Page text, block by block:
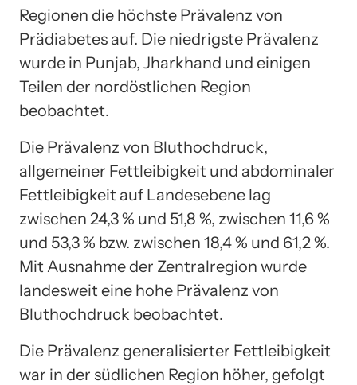
Regionen die höchste Prävalenz von
Prädiabetes auf. Die niedrigste Prävalenz
wurde in Punjab, Jharkhand und einigen
Teilen der nordöstlichen Region
beobachtet.
Die Prävalenz von Bluthochdruck,
allgemeiner Fettleibigkeit und abdominaler
Fettleibigkeit auf Landesebene lag
zwischen 24,3 % und 51,8 %, zwischen 11,6 %
und 53,3 % bzw. zwischen 18,4 % und 61,2 %.
Mit Ausnahme der Zentralregion wurde
landesweit eine hohe Prävalenz von
Bluthochdruck beobachtet.
Die Prävalenz generalisierter Fettleibigkeit
war in der südlichen Region höher, gefolgt